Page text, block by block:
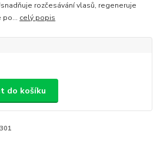
rozčesávání vlasů, regeneruje
po... celý popis
do košíku